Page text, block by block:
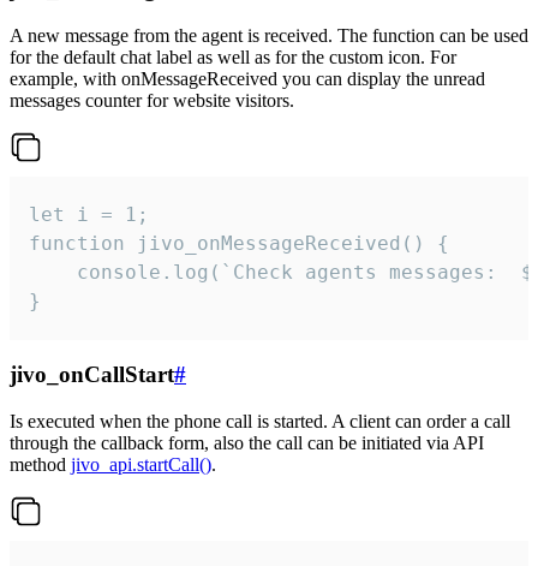
A new message from the agent is received. The function can be used
for the default chat label as well as for the custom icon. For
example, with onMessageReceived you can display the unread
messages counter for website visitors.
let i = 1;
function jivo_onMessageReceived() {
}
jivo_onCallStart#
Is executed when the phone call is started. A client can order a call
through the callback form, also the call can be initiated via API
method jivo_api.startCall().